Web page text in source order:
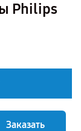
Philips
Заказать